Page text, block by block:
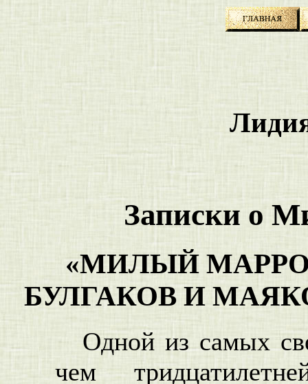
Записки о
«МИЛЫЙ
БУЛГАКОВ И
Одной из самых
чем